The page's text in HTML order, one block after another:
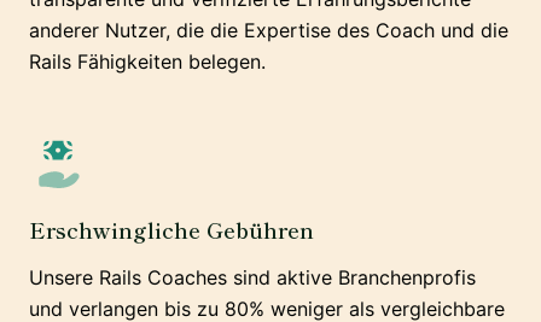
anderer Nutzer, die die Expertise des Coach und die
Rails Fähigkeiten belegen.
Erschwingliche Gebühren
Unsere Rails Coaches sind aktive Branchenprofis
und verlangen bis zu 80% weniger als vergleichbare